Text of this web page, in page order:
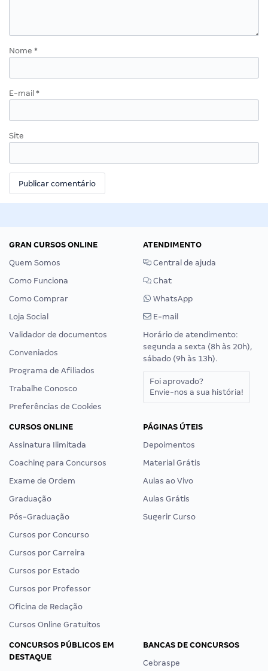
Nome *
E-mail *
Site
GRAN CURSOS ONLINE
Quem Somos
Como Funciona
Como Comprar
Loja Social
Validador de documentos
Conveniados
Programa de Afiliados
Trabalhe Conosco
Preferências de Cookies
ATENDIMENTO
Central de ajuda
Chat
WhatsApp
E-mail
Horário de atendimento:
segunda a sexta (8h às 20h),
sábado (9h às 13h).
Foi aprovado?
Envie-nos a sua história!
CURSOS ONLINE
Assinatura Ilimitada
Coaching para Concursos
Exame de Ordem
Graduação
Pós-Graduação
Cursos por Concurso
Cursos por Carreira
Cursos por Estado
Cursos por Professor
Oficina de Redação
Cursos Online Gratuitos
PÁGINAS ÚTEIS
Depoimentos
Material Grátis
Aulas ao Vivo
Aulas Grátis
Sugerir Curso
CONCURSOS PÚBLICOS EM
DESTAQUE
BANCAS DE CONCURSOS
Cebraspe